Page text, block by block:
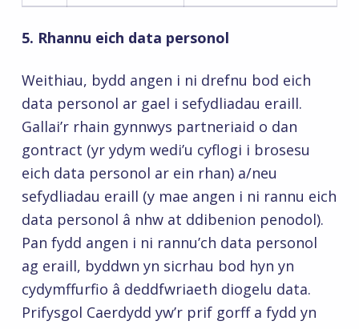
5. Rhannu eich data personol
Weithiau, bydd angen i ni drefnu bod eich
data personol ar gael i sefydliadau eraill.
Gallai’r rhain gynnwys partneriaid o dan
gontract (yr ydym wedi’u cyflogi i brosesu
eich data personol ar ein rhan) a/neu
sefydliadau eraill (y mae angen i ni rannu eich
data personol â nhw at ddibenion penodol).
Pan fydd angen i ni rannu’ch data personol
ag eraill, byddwn yn sicrhau bod hyn yn
cydymffurfio â deddfwriaeth diogelu data.
Prifysgol Caerdydd yw’r prif gorff a fydd yn